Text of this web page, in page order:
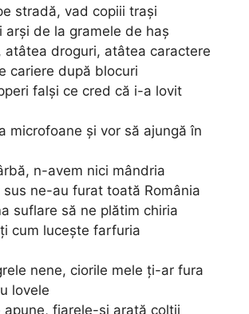
stradă, vad copiii trași
arși de la gramele de haș
atâtea droguri, atâtea caractere
cariere după blocuri
falși ce cred că i-a lovit
microfoane și vor să ajungă în
n-avem nici mândria
ne-au furat toată România
suflare să ne plătim chiria
cum lucește farfuria
nene, ciorile mele ți-ar fura
lovele
apune, fiarele-și arată colții